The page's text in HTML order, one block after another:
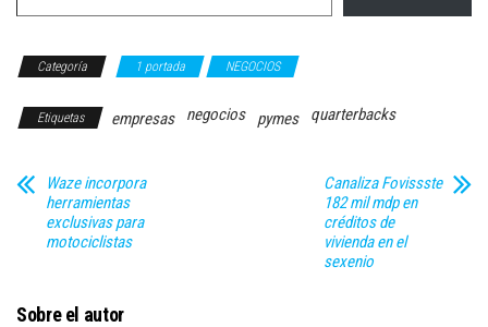
Categoría 1 portada NEGOCIOS
Etiquetas empresas negocios pymes quarterbacks
Waze incorpora
herramientas
exclusivas para
motociclistas
Canaliza Fovissste
182 mil mdp en
créditos de
vivienda en el
sexenio
Sobre el autor